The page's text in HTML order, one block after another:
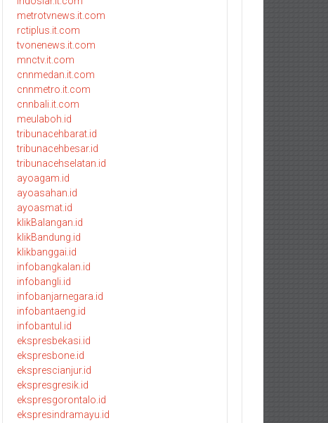
metrotvnews.it.com
rctiplus.it.com
tvonenews.it.com
mnctv.it.com
cnnmedan.it.com
cnnmetro.it.com
cnnbali.it.com
meulaboh.id
tribunacehbarat.id
tribunacehbesar.id
tribunacehselatan.id
ayoagam.id
ayoasahan.id
ayoasmat.id
klikBalangan.id
klikBandung.id
klikbanggai.id
infobangkalan.id
infobangli.id
infobanjarnegara.id
infobantaeng.id
infobantul.id
ekspresbekasi.id
ekspresbone.id
eksprescianjur.id
ekspresgresik.id
ekspresgorontalo.id
ekspresindramayu.id